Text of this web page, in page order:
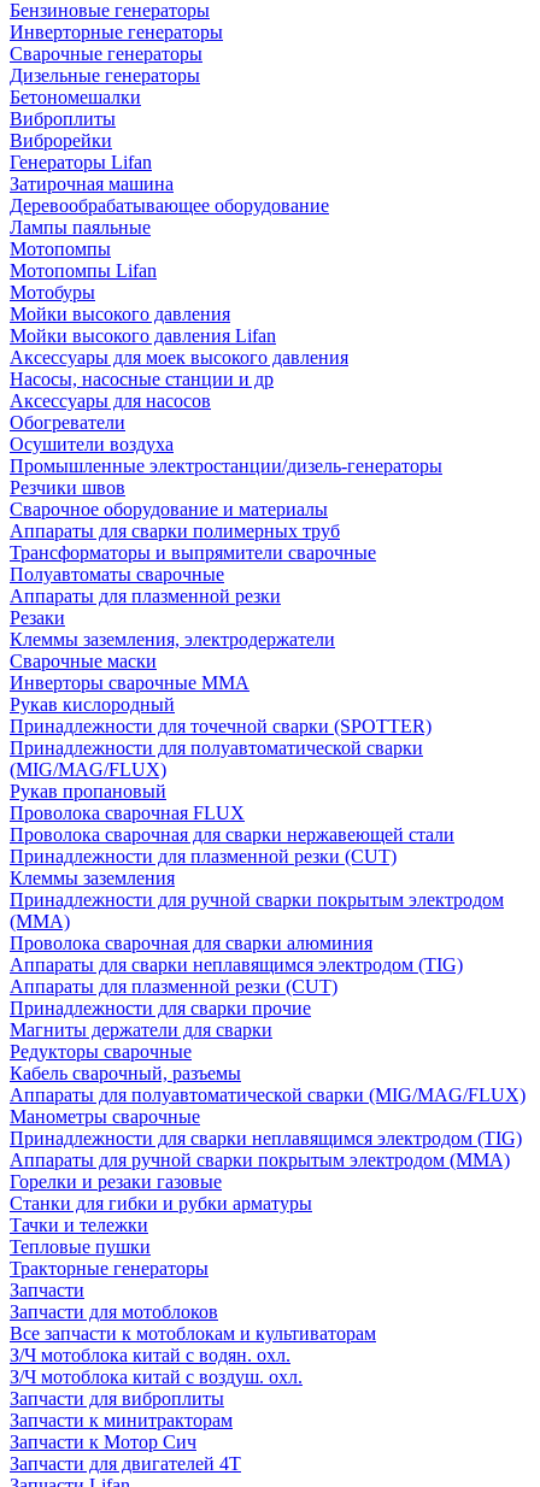
Бензиновые генераторы
Инверторные генераторы
Сварочные генераторы
Дизельные генераторы
Бетономешалки
Виброплиты
Виброрейки
Генераторы Lifan
Затирочная машина
Деревообрабатывающее оборудование
Лампы паяльные
Мотопомпы
Мотопомпы Lifan
Мотобуры
Мойки высокого давления
Мойки высокого давления Lifan
Аксессуары для моек высокого давления
Насосы, насосные станции и др
Аксессуары для насосов
Обогреватели
Осушители воздуха
Промышленные электростанции/дизель-генераторы
Резчики швов
Сварочное оборудование и материалы
Аппараты для сварки полимерных труб
Трансформаторы и выпрямители сварочные
Полуавтоматы сварочные
Аппараты для плазменной резки
Резаки
Клеммы заземления, электродержатели
Сварочные маски
Инверторы сварочные ММА
Рукав кислородный
Принадлежности для точечной сварки (SPOTTER)
Принадлежности для полуавтоматической сварки
(MIG/MAG/FLUX)
Рукав пропановый
Проволока сварочная FLUX
Проволока сварочная для сварки нержавеющей стали
Принадлежности для плазменной резки (CUT)
Клеммы заземления
Принадлежности для ручной сварки покрытым электродом
(MMA)
Проволока сварочная для сварки алюминия
Аппараты для сварки неплавящимся электродом (TIG)
Аппараты для плазменной резки (CUT)
Принадлежности для сварки прочие
Магниты держатели для сварки
Редукторы сварочные
Кабель сварочный, разъемы
Аппараты для полуавтоматической сварки (MIG/MAG/FLUX)
Манометры сварочные
Принадлежности для сварки неплавящимся электродом (TIG)
Аппараты для ручной сварки покрытым электродом (MMA)
Горелки и резаки газовые
Станки для гибки и рубки арматуры
Тачки и тележки
Тепловые пушки
Тракторные генераторы
Запчасти
Запчасти для мотоблоков
Все запчасти к мотоблокам и культиваторам
З/Ч мотоблока китай с водян. охл.
З/Ч мотоблока китай с воздуш. охл.
Запчасти для виброплиты
Запчасти к минитракторам
Запчасти к Мотор Сич
Запчасти для двигателей 4Т